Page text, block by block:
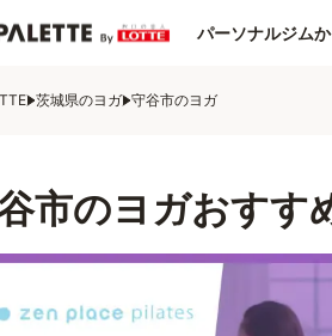
パーソナルジム
茨城県のヨガ 守谷市のヨガ
市のヨガおすす